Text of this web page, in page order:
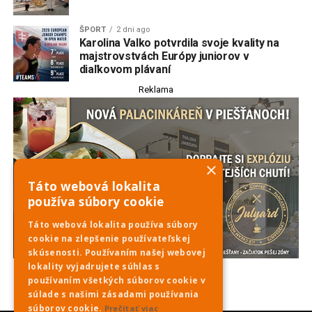
ŠPORT 2 dni ago
Karolina Valko potvrdila svoje kvality na
majstrovstvách Európy juniorov v
diaľkovom plávaní
Reklama
×
Táto webová lokalita
používa súbory cookie
Táto webová lokalita používa súbory
cookie na zlepšenie používateľskej
skúsenosti. Používaním našej webovej
lokality vyjadrujete súhlas s
používaním všetkých súborov cookie v
súlade s našimi zásadami používania
súborov cookie. Prečítať viac